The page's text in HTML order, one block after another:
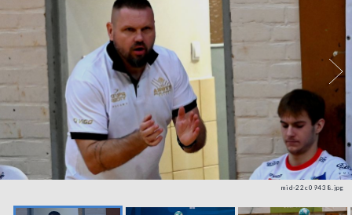
mid-22c09438.jpg